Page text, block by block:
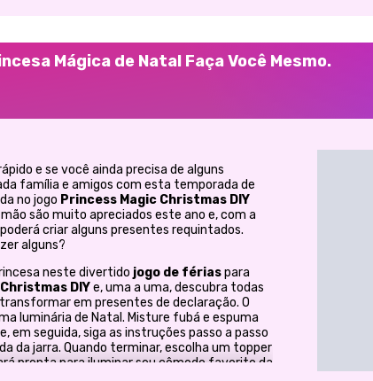
Mágica de Natal Faça Você Mesmo.
e se você ainda precisa de alguns
família e amigos com esta temporada de
no jogo Princess Magic Christmas DIY
são muito apreciados este ano e, com a
criar alguns presentes requintados.
alguns?
neste divertido jogo de fériaspara
DIYe, uma a uma, descubra todas
em presentes de declaração. O
luminária de Natal. Misture fubá e espuma
em seguida, siga as instruções passo a passo
da jarra. Quando terminar, escolha um topper
pronta para iluminar seu cômodo favorito da